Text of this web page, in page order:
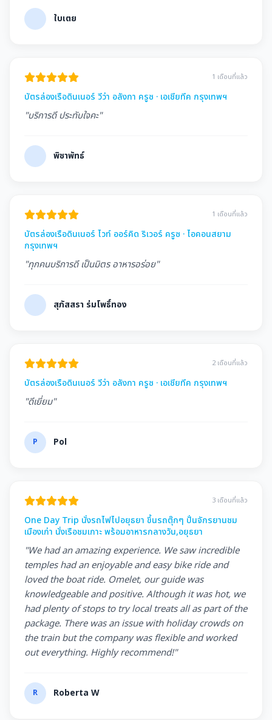
ใบเตย
1 เดือนที่แล้ว
บัตรล่องเรือดินเนอร์ วีว่า อลังกา ครูซ · เอเชียทีค กรุงเทพฯ
"บริการดี ประทับใจคะ"
พิชาพัทธ์
1 เดือนที่แล้ว
บัตรล่องเรือดินเนอร์ ไวท์ ออร์คิด ริเวอร์ ครูซ · ไอคอนสยาม
กรุงเทพฯ
"ทุกคนบริการดี เป็นมิตร อาหารอร่อย"
สุภัสสรา ร่มโพธิ์ทอง
2 เดือนที่แล้ว
บัตรล่องเรือดินเนอร์ วีว่า อลังกา ครูซ · เอเชียทีค กรุงเทพฯ
"ดีเยี่ยม"
P Pol
3 เดือนที่แล้ว
One Day Trip นั่งรถไฟไปอยุธยา ขึ้นรถตุ๊กๆ ปั่นจักรยานชม
เมืองเก่า นั่งเรือชมเกาะ พร้อมอาหารกลางวัน,อยุธยา
"We had an amazing experience. We saw incredible
temples had an enjoyable and easy bike ride and
loved the boat ride. Omelet, our guide was
knowledgeable and positive. Although it was hot, we
had plenty of stops to try local treats all as part of the
package. There was an issue with holiday crowds on
the train but the company was flexible and worked
out everything. Highly recommend!"
R Roberta W